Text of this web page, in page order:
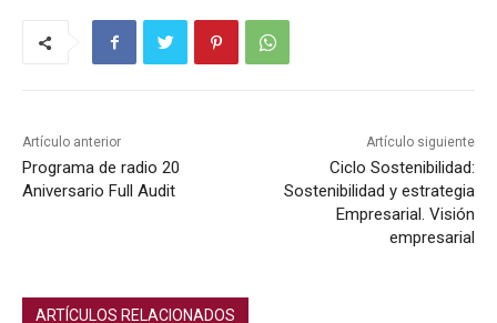
Artículo anterior
Programa de radio 20
Aniversario Full Audit
Artículo siguiente
Ciclo Sostenibilidad:
Sostenibilidad y estrategia
Empresarial. Visión
empresarial
ARTÍCULOS RELACIONADOS